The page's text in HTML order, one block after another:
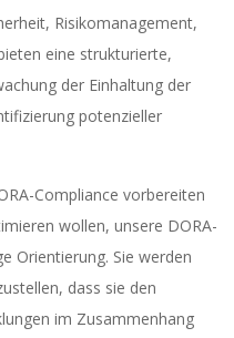
Risikomanagement,
eine strukturierte,
der Einhaltung der
potenzieller
Compliance vorbereiten
wollen, unsere DORA-
Orientierung. Sie werden
dass sie den
im Zusammenhang